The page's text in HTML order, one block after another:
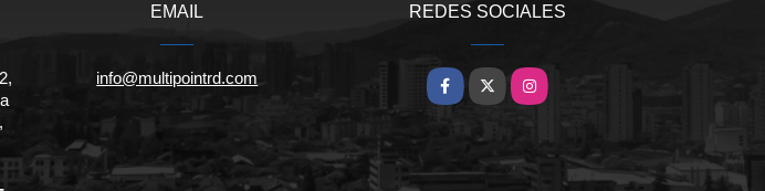
EMAIL
info@multipointrd.com
REDES SOCIALES
Facebook
X Instagram